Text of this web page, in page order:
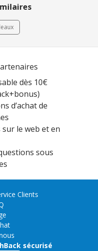
dès 10€
d’achat de
le web et en
sous
Clients
sécurisé